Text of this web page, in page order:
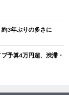
3年ぶりの多さに
予算4万円超、渋滞・